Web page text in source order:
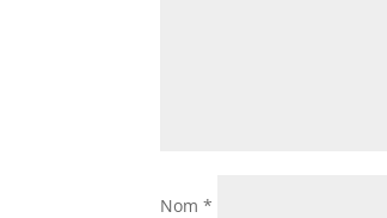
Nom*